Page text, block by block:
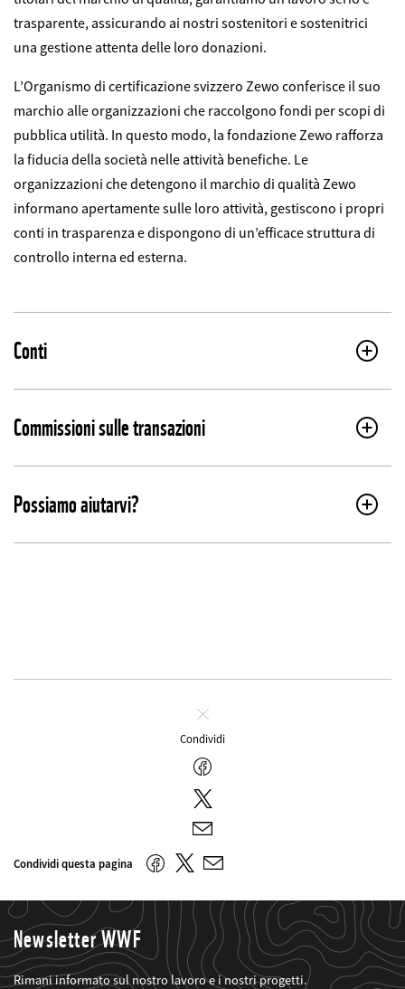
trasparente, assicurando ai nostri sostenitori e sostenitrici
una gestione attenta delle loro donazioni.
L’Organismo di certificazione svizzero Zewo conferisce il suo
marchio alle organizzazioni che raccolgono fondi per scopi di
pubblica utilità. In questo modo, la fondazione Zewo rafforza
la fiducia della società nelle attività benefiche. Le
organizzazioni che detengono il marchio di qualità Zewo
informano apertamente sulle loro attività, gestiscono i propri
conti in trasparenza e dispongono di un’efficace struttura di
controllo interna ed esterna.
Conti
Commissioni sulle transazioni
Possiamo aiutarvi?
Chiudi
Condividi
Facebook
Twitter
E-
mail
Condividi questa pagina FacebookTwitter
E-
Newsletter WWF
Rimani informato sul nostro lavoro e i nostri progetti.